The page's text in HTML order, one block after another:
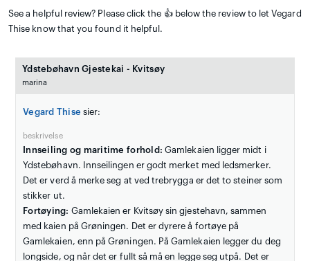
See a helpful review? Please click the 👍 below the review to let Vegard
Thise know that you found it helpful.
Ydstebøhavn Gjestekai - Kvitsøy
marina
Vegard Thise sier:
beskrivelse
Innseiling og maritime forhold: Gamlekaien ligger midt i
Ydstebøhavn. Innseilingen er godt merket med ledsmerker.
Det er verd å merke seg at ved trebrygga er det to steiner som
stikker ut.
Fortøying: Gamlekaien er Kvitsøy sin gjestehavn, sammen
med kaien på Grøningen. Det er dyrere å fortøye på
Gamlekaien, enn på Grøningen. På Gamlekaien legger du deg
longside, og når det er fullt så må en legge seg utpå. Det er